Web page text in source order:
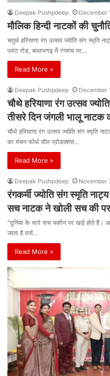
Deepak Pushpdeep December
मौलिक हिन्दी नाटकों की
चतुर्थ हरियाणा रंग उत्सव ज्योति संग स्मृति
प्लांट रोड, बल्लभगढ़ में रंगमंच पर…
Read More »
Deepak Pushpdeep December
चौथे हरियाणा रंग उत्सव
तीसरे दिन जंगली भालू नाटक
चौथे हरियाणा रंग उत्सव ज्योति संग स्मृति
का मंचन फोर्थ वॉल प्रोडक्शंस…
Read More »
Deepak Pushpdeep November
रंगकर्मी ज्योति संग स्मृति
सच नाटक ने खोली सच की
″दुनिया के सारे सच यकीन पर खड़े होते
जाता है वर्ना…
Read More »